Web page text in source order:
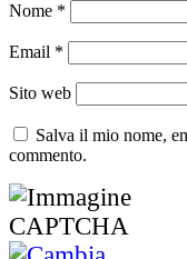
Nome *
Email *
Sito web
Salva il mio nome,
commento.